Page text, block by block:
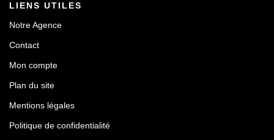
LIENS UTILES
Notre Agence
Contact
Mon compte
Plan du site
Mentions légales
Politique de confidentialité